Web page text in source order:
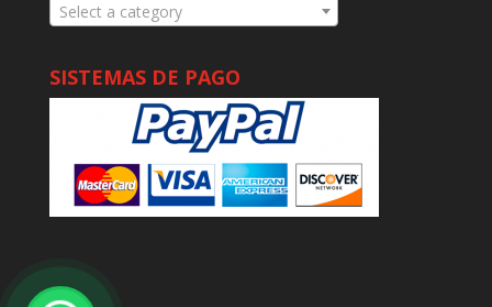
Select a category
SISTEMAS DE PAGO